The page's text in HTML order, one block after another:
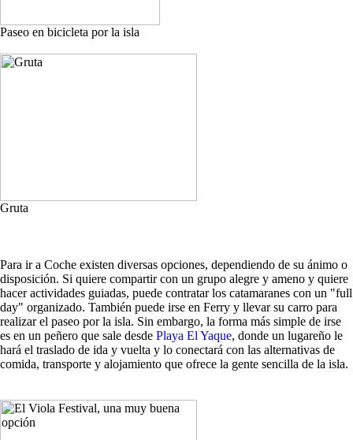
Paseo en bicicleta por la isla
Gruta
Para ir a Coche existen diversas opciones, dependiendo de su ánimo o
disposición. Si quiere compartir con un grupo alegre y ameno y quiere
hacer actividades guiadas, puede contratar los catamaranes con un "full
day" organizado. También puede irse en Ferry y llevar su carro para
realizar el paseo por la isla. Sin embargo, la forma más simple de irse
es en un peñero que sale desde Playa El Yaque, donde un lugareño le
hará el traslado de ida y vuelta y lo conectará con las alternativas de
comida, transporte y alojamiento que ofrece la gente sencilla de la isla.